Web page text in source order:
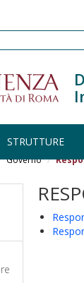
STRUTTURE
Governo